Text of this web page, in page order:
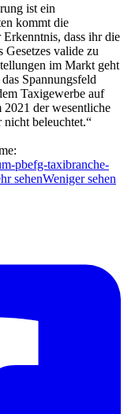
ist ein
kommt die
dass ihr die
valide zu
im Markt geht
Spannungsfeld
Taxigewerbe auf
2021 der wesentliche
beleuchtet.“
pbefg-taxibranche-
sehenWeniger sehen